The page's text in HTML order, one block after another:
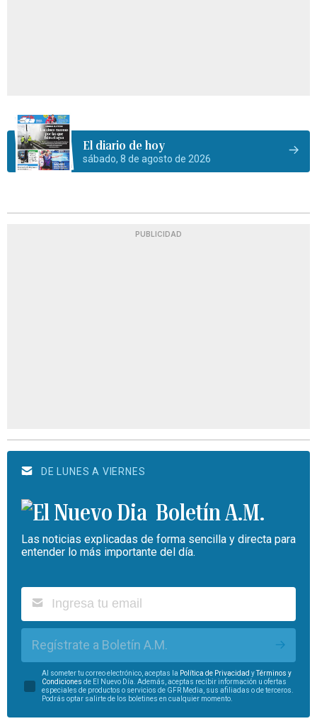
El diario de hoy
sábado, 8 de agosto de 2026
PUBLICIDAD
DE LUNES A VIERNES
Boletín A.M.
Las noticias explicadas de forma sencilla y directa para
entender lo más importante del día.
Regístrate a Boletín A.M.
Al someter tu correo electrónico, aceptas la Política de Privacidad yTérminos y
Condiciones de El Nuevo Día. Además, aceptas recibir información u ofertas
especiales de productos o servicios de GFR Media, sus afiliadas o de terceros.
Podrás optar salirte de los boletines en cualquier momento.